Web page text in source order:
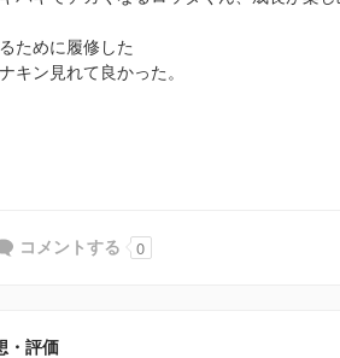
ために履修した
キン見れて良かった。
コメントする 0
・評価